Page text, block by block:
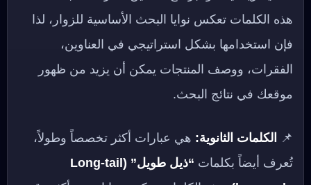
هذه الكلمات تعكس نوايا البحث الأساسية للزوار، لذا
فإن استخدامها بشكل استراتيجي في العناوين،
الفقرات، ووصف المنتجات يمكن أن يزيد من ظهور
موقعك في نتائج البحث.
📌 الكلمات الثانوية: هي عبارات أكثر تخصصاً وطولاً،
تُعرف أيضاً بكلمات
“ذيل طويل” (Long-tail